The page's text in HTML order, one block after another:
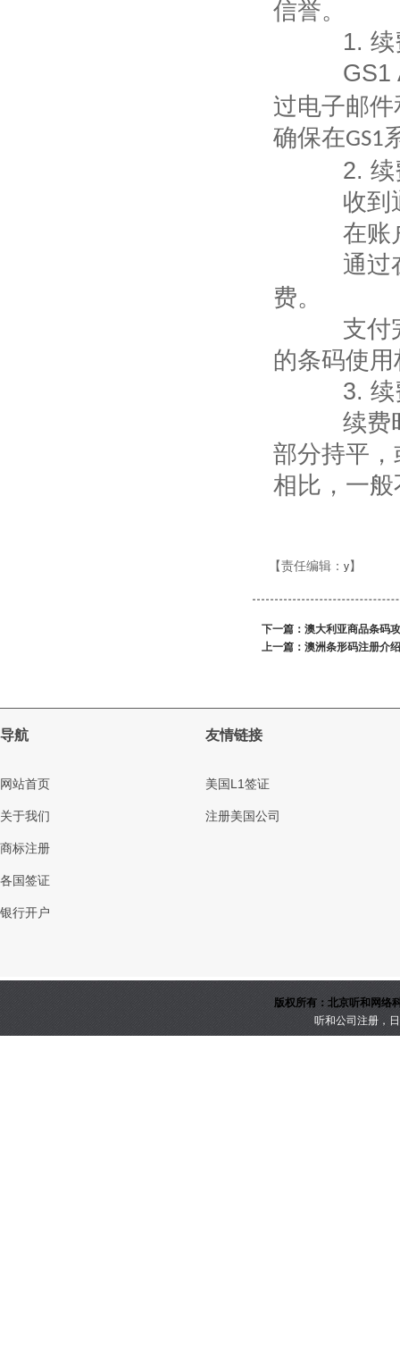
信誉。
1. 续
GS1
过电子邮
确保在GS1
2. 续
收到通
在账户
通过
费。
支付完
的条码使
3. 续
续费时
部分持平
相比，一
【责任编辑： y】
下一篇： 澳大利亚商品条码
上一篇： 澳洲条形码注册介绍
导航
网站首页
关于我们
商标注册
各国签证
银行开户
友情链接
美国L1签证
注册美国公司
版权所有：北京听和网
听和公司注册，日本公司注册，美国，英国，